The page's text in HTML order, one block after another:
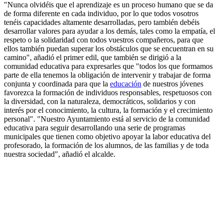
"Nunca olvidéis que el aprendizaje es un proceso humano que se da
de forma diferente en cada individuo, por lo que todos vosotros
tenéis capacidades altamente desarrolladas, pero también debéis
desarrollar valores para ayudar a los demás, tales como la empatía, el
respeto o la solidaridad con todos vuestros compañeros, para que
ellos también puedan superar los obstáculos que se encuentran en su
camino", añadió el primer edil, que también se dirigió a la
comunidad educativa para expresarles que "todos los que formamos
parte de ella tenemos la obligación de intervenir y trabajar de forma
conjunta y coordinada para que la educación de nuestros jóvenes
favorezca la formación de individuos responsables, respetuosos con
la diversidad, con la naturaleza, democráticos, solidarios y con
interés por el conocimiento, la cultura, la formación y el crecimiento
personal". "Nuestro Ayuntamiento está al servicio de la comunidad
educativa para seguir desarrollando una serie de programas
municipales que tienen como objetivo apoyar la labor educativa del
profesorado, la formación de los alumnos, de las familias y de toda
nuestra sociedad", añadió el alcalde.